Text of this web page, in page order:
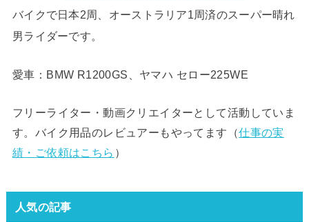
バイクで日本2周、オーストラリア1周済のスーパー晴れ
男ライダーです。
愛車：BMW R1200GS、ヤマハ セロー225WE
フリーライター・動画クリエイターとして活動していま
す。バイク用品のレビュアーもやってます（仕事の実
績・ご依頼はこちら ）
人気の記事